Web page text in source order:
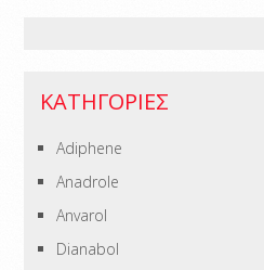
ΚΑΤΗΓΟΡΊΕΣ
Adiphene
Anadrole
Anvarol
Dianabol